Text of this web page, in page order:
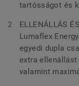
tartósságot és
ELLENÁLLÁS
Lumaflex
egyedi dupla
extra
valamint